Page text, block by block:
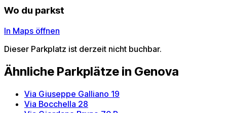
Wo du parkst
In Maps öffnen
Dieser Parkplatz ist derzeit nicht buchbar.
Ähnliche Parkplätze in Genova
Via Giuseppe Galliano 19
Via Bocchella 28